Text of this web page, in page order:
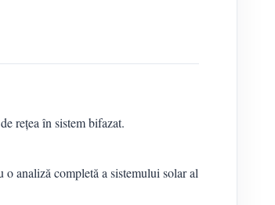
rețea în sistem bifazat.
analiză completă a sistemului solar al